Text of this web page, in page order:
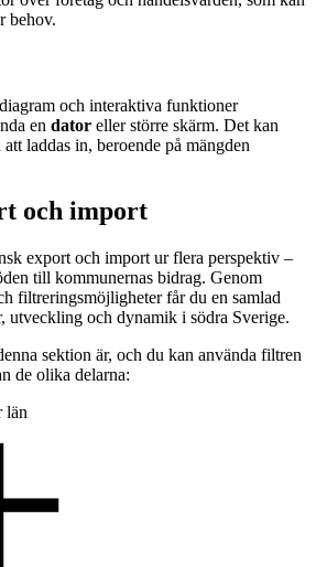
behov.
och interaktiva funktioner
en dator eller större skärm. Det kan
laddas in, beroende på mängden
och import
export och import ur flera perspektiv –
till kommunernas bidrag. Genom
filtreringsmöjligheter får du en samlad
utveckling och dynamik i södra Sverige.
sektion är, och du kan använda filtren
de olika delarna:
län